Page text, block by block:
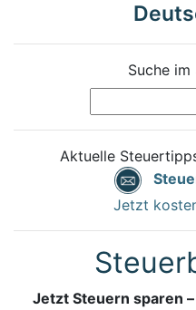
Suche im
Aktuelle
Jetzt
Jetzt Steuern sparen